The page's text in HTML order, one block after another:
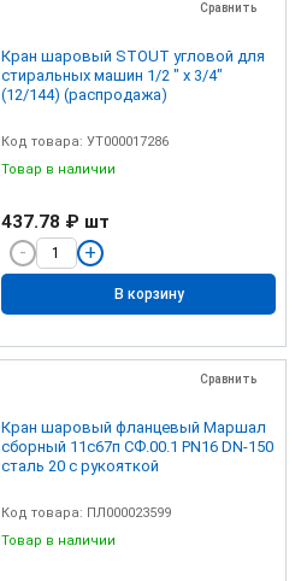
Сравнить
Кран шаровый STOUT угловой для
стиральных машин 1/2 " х 3/4"
(12/144) (распродажа)
Код товара: УТ000017286
Товар в наличии
437.78 ₽ шт
В корзину
Сравнить
Кран шаровый фланцевый Маршал
сборный 11с67п СФ.00.1 PN16 DN-150
сталь 20 с рукояткой
Код товара: ПЛ000023599
Товар в наличии